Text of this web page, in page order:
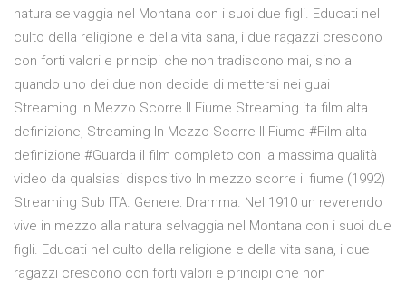
natura selvaggia nel Montana con i suoi due figli. Educati nel
culto della religione e della vita sana, i due ragazzi crescono
con forti valori e principi che non tradiscono mai, sino a
quando uno dei due non decide di mettersi nei guai
Streaming In Mezzo Scorre Il Fiume Streaming ita film alta
definizione, Streaming In Mezzo Scorre Il Fiume #Film alta
definizione #Guarda il film completo con la massima qualità
video da qualsiasi dispositivo In mezzo scorre il fiume (1992)
Streaming Sub ITA. Genere: Dramma. Nel 1910 un reverendo
vive in mezzo alla natura selvaggia nel Montana con i suoi due
figli. Educati nel culto della religione e della vita sana, i due
ragazzi crescono con forti valori e principi che non